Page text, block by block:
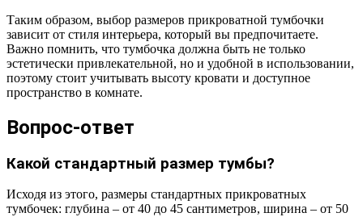
Таким образом, выбор размеров прикроватной тумбочки
зависит от стиля интерьера, который вы предпочитаете.
Важно помнить, что тумбочка должна быть не только
эстетически привлекательной, но и удобной в использовании,
поэтому стоит учитывать высоту кровати и доступное
пространство в комнате.
Вопрос-ответ
Какой стандартный размер тумбы?
Исходя из этого, размеры стандартных прикроватных
тумбочек: глубина – от 40 до 45 сантиметров, ширина – от 50